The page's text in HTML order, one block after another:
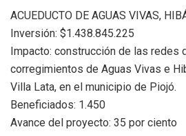
ACUEDUCTO DE AGUAS VIVAS,
Inversión: $1.438.845.225
Impacto: construcción de las redes
corregimientos de Aguas Vivas e
Villa Lata, en el municipio de Piojó.
Beneficiados: 1.450
Avance del proyecto: 35 por ciento